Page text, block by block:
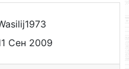
Сен 2009